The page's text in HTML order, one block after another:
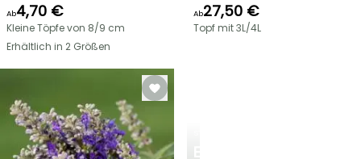
Ab4,70 €
Kleine Töpfe von 8/9 cm
Erhältlich in 2 Größen
Ab27,50 €
Topf mit 3L/4L